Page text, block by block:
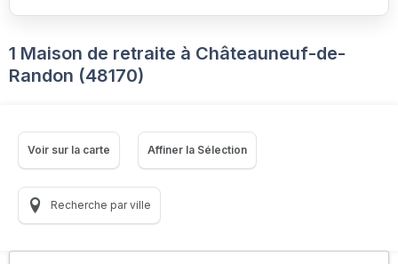
1 Maison de retraite à Châteauneuf-de-
Randon (48170)
Voir sur la carte Affiner la Sélection
Recherche par ville